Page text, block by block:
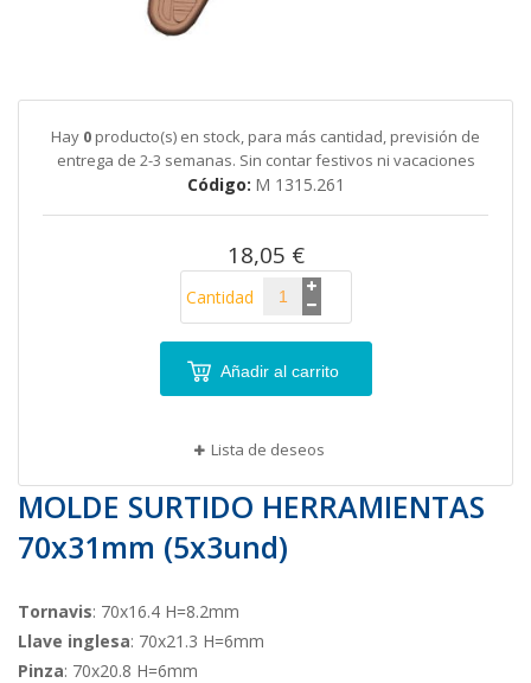
comienzo
galería
imágenes
Hay 0 producto(s) en stock, para más cantidad, previsión de
entrega de 2-3 semanas. Sin contar festivos ni vacaciones
Código M 1315.261
18,05 €
Cantidad
Añadir al carrito
Lista de deseos
MOLDE SURTIDO HERRAMIENTAS
70x31mm (5x3und)
Tornavis: 70x16.4 H=8.2mm
Llave inglesa: 70x21.3 H=6mm
Pinza: 70x20.8 H=6mm